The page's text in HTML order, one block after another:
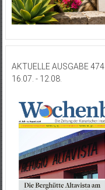
AKTUELLE AUSGABE 474
16.07. - 12.08.